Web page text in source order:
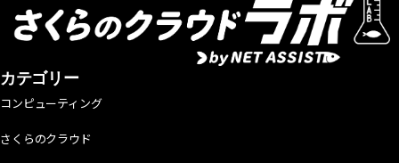
カテゴリー
コンピューティング
さくらのクラウド